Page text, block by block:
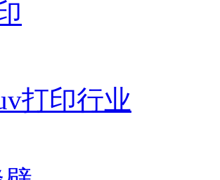
打印行业